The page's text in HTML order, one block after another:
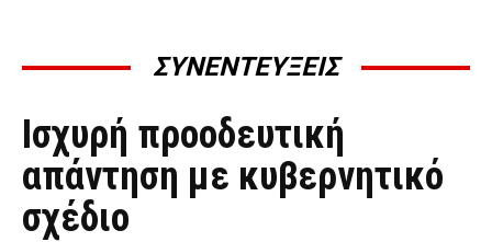
ΣΥΝΕΝΤΕΥΞΕΙΣ
ΣΥΝΕΝΤΕΎΞΕΙΣ
Ισχυρή προοδευτική
απάντηση με κυβερνητικό
σχέδιο